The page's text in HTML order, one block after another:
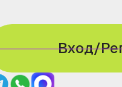
Вход/